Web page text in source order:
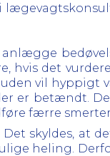
hvis det
vil hyppigt
er betændt.
færre
skyldes, at
heling.